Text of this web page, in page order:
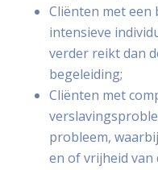
Cliënten met een
intensieve
verder reikt dan
begeleiding;
Cliënten met
probleem,
en of vrijheid van